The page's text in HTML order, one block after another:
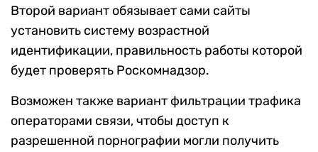
Второй вариант обязывает сами сайты
установить систему возрастной
идентификации, правильность работы которой
будет проверять Роскомнадзор.
Возможен также вариант фильтрации трафика
операторами связи, чтобы доступ к
разрешенной порнографии могли получить